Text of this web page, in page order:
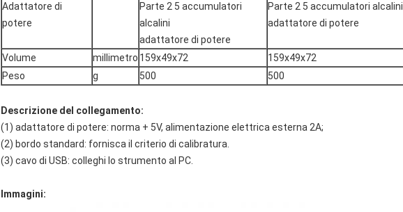
Adattatore di
potere
Parte 2 5 accumulatori
alcalini
adattatore di potere
Parte 2 5 accumulatori alcalini
adattatore di potere
Volume millimetro 159x49x72
159x49x72
Peso
g 500 500
Descrizione del collegamento:
(1) adattatore di potere: norma + 5V, alimentazione elettrica esterna 2A;
(2) bordo standard: fornisca il criterio di calibratura.
(3) cavo di USB: colleghi lo strumento al PC.
Immagini: